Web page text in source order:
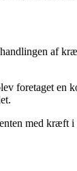
af
foretaget
med kræft